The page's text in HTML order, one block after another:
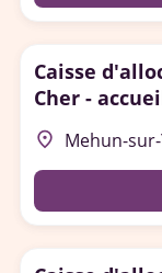
Caisse
Cher -
place Mehun-